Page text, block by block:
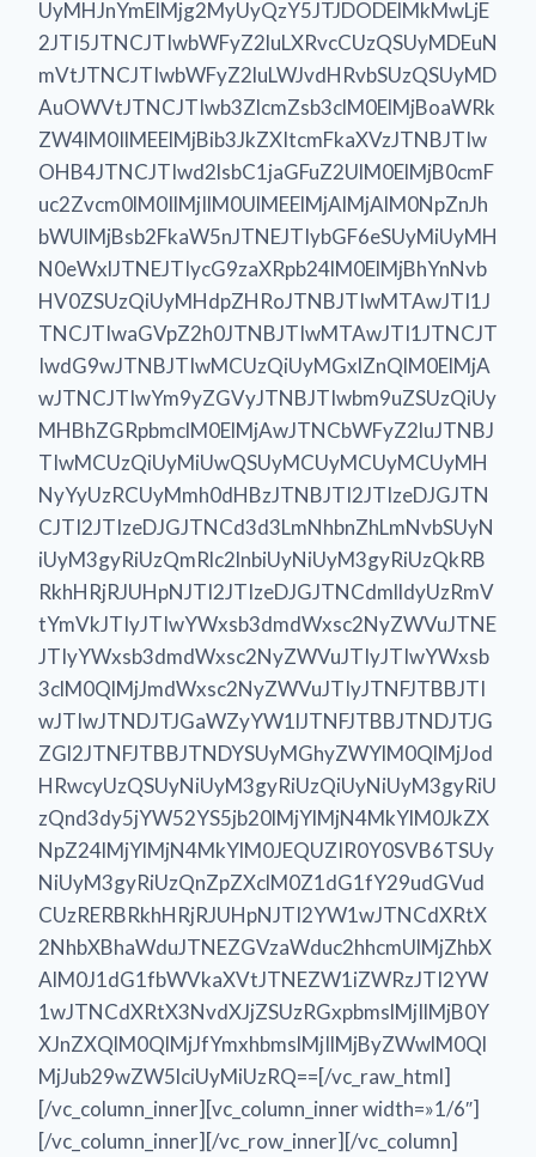
UyMHJnYmElMjg2MyUyQzY5JTJDODElMkMwLjE
2JTI5JTNCJTIwbWFyZ2luLXRvcCUzQSUyMDEuN
mVtJTNCJTIwbWFyZ2luLWJvdHRvbSUzQSUyMD
AuOWVtJTNCJTIwb3ZlcmZsb3clM0ElMjBoaWRk
ZW4lM0IlMEElMjBib3JkZXItcmFkaXVzJTNBJTIw
OHB4JTNCJTIwd2lsbC1jaGFuZ2UlM0ElMjB0cmF
uc2Zvcm0lM0IlMjIlM0UlMEElMjAlMjAlM0NpZnJh
bWUlMjBsb2FkaW5nJTNEJTIybGF6eSUyMiUyMH
N0eWxlJTNEJTIycG9zaXRpb24lM0ElMjBhYnNvb
HV0ZSUzQiUyMHdpZHRoJTNBJTIwMTAwJTI1J
TNCJTIwaGVpZ2h0JTNBJTIwMTAwJTI1JTNCJT
IwdG9wJTNBJTIwMCUzQiUyMGxlZnQlM0ElMjA
wJTNCJTIwYm9yZGVyJTNBJTIwbm9uZSUzQiUy
MHBhZGRpbmclM0ElMjAwJTNCbWFyZ2luJTNBJ
TIwMCUzQiUyMiUwQSUyMCUyMCUyMCUyMH
NyYyUzRCUyMmh0dHBzJTNBJTI2JTIzeDJGJTN
CJTI2JTIzeDJGJTNCd3d3LmNhbnZhLmNvbSUyN
iUyM3gyRiUzQmRlc2lnbiUyNiUyM3gyRiUzQkRB
RkhHRjRJUHpNJTI2JTIzeDJGJTNCdmlldyUzRmV
tYmVkJTIyJTIwYWxsb3dmdWxsc2NyZWVuJTNE
JTIyYWxsb3dmdWxsc2NyZWVuJTIyJTIwYWxsb
3clM0QlMjJmdWxsc2NyZWVuJTIyJTNFJTBBJTI
wJTIwJTNDJTJGaWZyYW1lJTNFJTBBJTNDJTJG
ZGl2JTNFJTBBJTNDYSUyMGhyZWYlM0QlMjJod
HRwcyUzQSUyNiUyM3gyRiUzQiUyNiUyM3gyRiU
zQnd3dy5jYW52YS5jb20lMjYlMjN4MkYlM0JkZX
NpZ24lMjYlMjN4MkYlM0JEQUZIR0Y0SVB6TSUy
NiUyM3gyRiUzQnZpZXclM0Z1dG1fY29udGVud
CUzRERBRkhHRjRJUHpNJTI2YW1wJTNCdXRtX
2NhbXBhaWduJTNEZGVzaWduc2hhcmUlMjZhbX
AlM0J1dG1fbWVkaXVtJTNEZW1iZWRzJTI2YW
1wJTNCdXRtX3NvdXJjZSUzRGxpbmslMjIlMjB0Y
XJnZXQlM0QlMjJfYmxhbmslMjIlMjByZWwlM0Ql
MjJub29wZW5lciUyMiUzRQ==[/vc_raw_html]
[/vc_column_inner][vc_column_inner width=»1/6″]
[/vc_column_inner][/vc_row_inner][/vc_column]